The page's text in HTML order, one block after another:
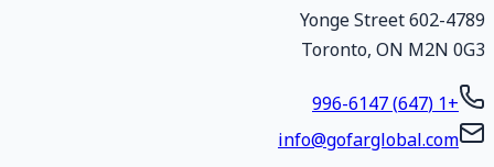
602-4789 Yonge
Toronto,ONM2N
+1 (647) 996-6147
info@gofarglobal.com